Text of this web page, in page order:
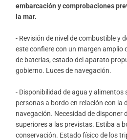
embarcación y comprobaciones
la mar.
- Revisión de nivel de combustible y
este confiere con un margen amplio
de baterías, estado del aparato
gobierno. Luces de navegación.
- Disponibilidad de agua y alimentos
personas a bordo en relación con la
navegación. Necesidad de disponer
superiores a las previstas. Estiba a
conservación. Estado físico de los